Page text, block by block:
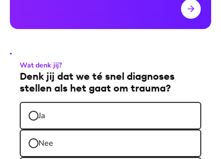
Wat denk jij?
Denk jij dat we té snel diagnoses
stellen als het gaat om trauma?
Ja
Nee